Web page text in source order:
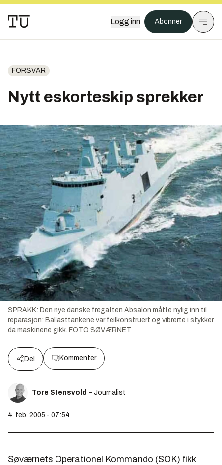
Logg inn Abonner
FORSVAR
Nytt eskorteskip sprekker
SPRAKK: Den nye danske fregatten Absalon måtte nylig inn til
reparasjon: Ballasttankene var feilkonstruert og vibrerte i stykker
da maskinene gikk. FOTO SØVÆRNET
Del Kommenter
Tore Stensvold – Journalist
4. feb. 2005 - 07:54
Søværnets Operationel Kommando (SOK) fikk